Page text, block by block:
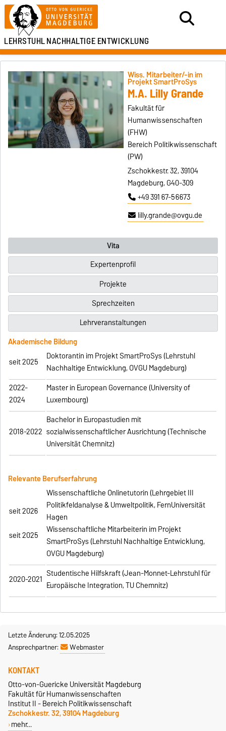
LEHRSTUHLNACHHALTIGE ENTWICKLUNG
Wiss. Mitarbeiter/-in im
Projekt SmartProSys
M.A. Lilly Grande
Fakultät für
Humanwissenschaften
(FHW)
Bereich Politikwissenschaft
(PW)
Zschokkestr. 32, 39104
Magdeburg, G40-309
+49 391 67-56673
lilly.grande@ovgu.de
Vita
Expertenprofil
Projekte
Sprechzeiten
Lehrveranstaltungen
Akademische Bildung
seit 2025
Doktorantin im Projekt SmartProSys (Lehrstuhl
Nachhaltige Entwicklung, OVGU Magdeburg)
2022-
2024
Master in European Governance (University of
Luxembourg)
2018-2022
Bachelor in Europastudien mit
sozialwissenschaftlicher Ausrichtung (Technische
Universität Chemnitz)
Relevante Berufserfahrung
seit 2026
seit 2025
Wissenschaftliche Onlinetutorin (Lehrgebiet III
Politikfeldanalyse & Umweltpolitik, FernUniversität
Hagen
Wissenschaftliche Mitarbeiterin im Projekt
SmartProSys (Lehrstuhl Nachhaltige Entwicklung,
OVGU Magdeburg)
2020-2021 Studentische Hilfskraft (Jean-Monnet-Lehrstuhl für
Europäische Integration, TU Chemnitz)
Letzte Änderung: 12.05.2025
Ansprechpartner:
Webmaster
KONTAKT
Otto-von-Guericke Universität Magdeburg
Fakultät für Humanwissenschaften
Institut II - Bereich Politikwissenschaft
Zschokkestr. 32, 39104 Magdeburg
mehr…